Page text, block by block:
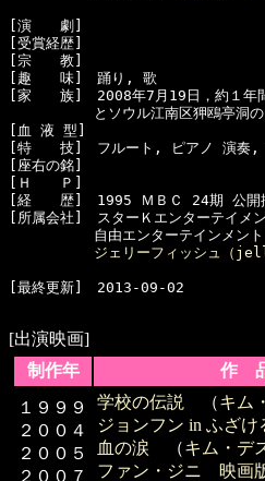
[演　　劇]
[受賞経歴]
[宗　　教]
[趣　　味]　踊り, 歌
[家　　族]　2008年7月19日，約１年
とソウル江南区狎鴎亭洞のソマ
[血 液 型]
[特　　技]　フルート, ピアノ 演奏,
[座右の銘]
[Ｈ　　Ｐ]
[経　　歴]　1995 ＭＢＣ 24期 公開
[所属会社]　スターＫエンターテイメ
自由エンターテインメント
ジェリーフィッシュ（
[最終更新]　2013-09-02
[出演映画]
制作年
作
１９９９
２００４
２００５
２００７
学校の伝説 （キム
ジョンフン in ふざけ
血の涙 （キム・デ
ファン・ジニ 映画